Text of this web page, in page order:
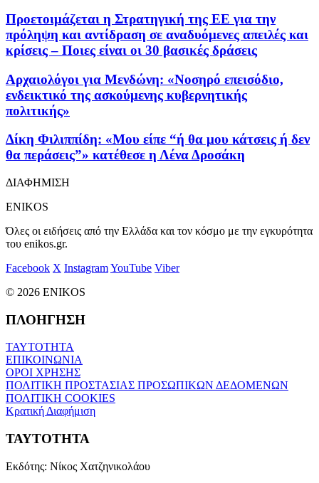
Προετοιμάζεται η Στρατηγική της ΕΕ για την
πρόληψη και αντίδραση σε αναδυόμενες απειλές και
κρίσεις – Ποιες είναι οι 30 βασικές δράσεις
Αρχαιολόγοι για Μενδώνη: «Νοσηρό επεισόδιο,
ενδεικτικό της ασκούμενης κυβερνητικής
πολιτικής»
Δίκη Φιλιππίδη: «Μου είπε “ή θα μου κάτσεις ή δεν
θα περάσεις”» κατέθεσε η Λένα Δροσάκη
ΔΙΑΦΗΜΙΣΗ
ENIKOS
Όλες οι ειδήσεις από την Ελλάδα και τον κόσμο με την εγκυρότητα
του enikos.gr.
Facebook X InstagramYouTube Viber
© 2026 ENIKOS
ΠΛΟΗΓΗΣΗ
ΤΑΥΤΟΤΗΤΑ
ΕΠΙΚΟΙΝΩΝΙΑ
ΟΡΟΙ ΧΡΗΣΗΣ
ΠΟΛΙΤΙΚΗ ΠΡΟΣΤΑΣΙΑΣ ΠΡΟΣΩΠΙΚΩΝ ΔΕΔΟΜΕΝΩΝ
ΠΟΛΙΤΙΚΗ COOKIES
Κρατική Διαφήμιση
ΤΑΥΤΟΤΗΤΑ
Εκδότης: Νίκος Χατζηνικολάου